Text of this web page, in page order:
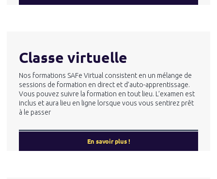
Classe virtuelle
Nos formations SAFe Virtual consistent en un mélange de
sessions de formation en direct et d’auto-apprentissage.
Vous pouvez suivre la formation en tout lieu. L’examen est
inclus et aura lieu en ligne lorsque vous vous sentirez prêt
à le passer
En savoir plus !